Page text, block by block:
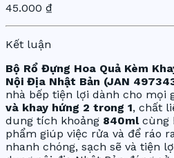
45.000 ₫
Kết luận
Bộ Rổ Đựng Hoa Quả Kèm
Nội Địa Nhật Bản (JAN
nhà bếp tiện lợi dành cho mọi
và khay hứng 2 trong 1, chất
dung tích khoảng 840mlcùng
phẩm giúp việc rửa và để ráo
nhanh chóng, sạch sẽ và tiện